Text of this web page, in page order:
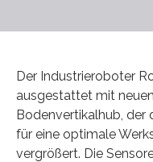
Der Industrieroboter
ausgestattet mit
Bodenvertikalhub, der
für eine optimale
vergrößert. Die